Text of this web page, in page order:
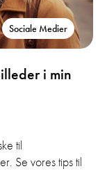
Sociale Medier
i min
til
Se vores tips til